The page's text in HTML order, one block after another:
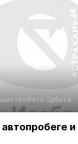
Фото: Орбита